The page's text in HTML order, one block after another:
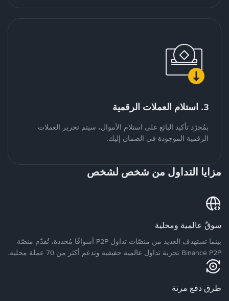
3. استلام العملات الرقمية
بمُجرّد تأكيد البائع على استلام الأموال، سيتم تحرير العملات
الرقمية الموجودة في الضمان إليك.
مزايا التداول من شخص لشخص
سوقٌ عالمية ومحلية
بينما تستهدف العديد من منصّات تداول P2P أسواقًا مُحددة، تُقدّم منصّة
Binance P2P تجربة تداول عالمية حقيقية وتدعم أكثر من 70 عملة محلية.
طرق دفع مرنة